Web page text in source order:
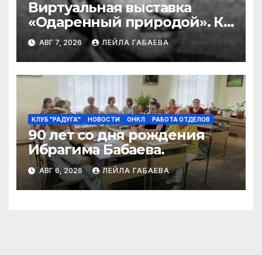
Виртуальная выставка
«Одаренный природой». К
90-летию со дня рождения
Ибрагима Бабаева
АВГ 7, 2026 ЛЕЙЛА ГАБАЕВА
КЛУБ "РАДУГА" НОВОСТИ ОНКЛ РАБОТА ОТДЕЛОВ
90 лет со дня рождения
Ибрагима Бабаева.
АВГ 6, 2026 ЛЕЙЛА ГАБАЕВА